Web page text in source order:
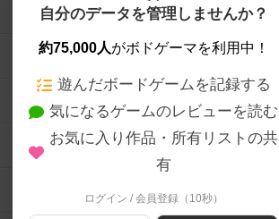
自分のデータを管理しませんか？
約75,000人がボドゲーマを利用中！
遊んだボードゲームを記録する
気になるゲームのレビューを読む
お気に入り作品・所有リストの共
有
ログイン / 会員登録（10秒）
ボードゲームを検索する
ボードゲームの新着レビュー
ボードゲーム会情報
メカニクス特集
掲示板・トピックス